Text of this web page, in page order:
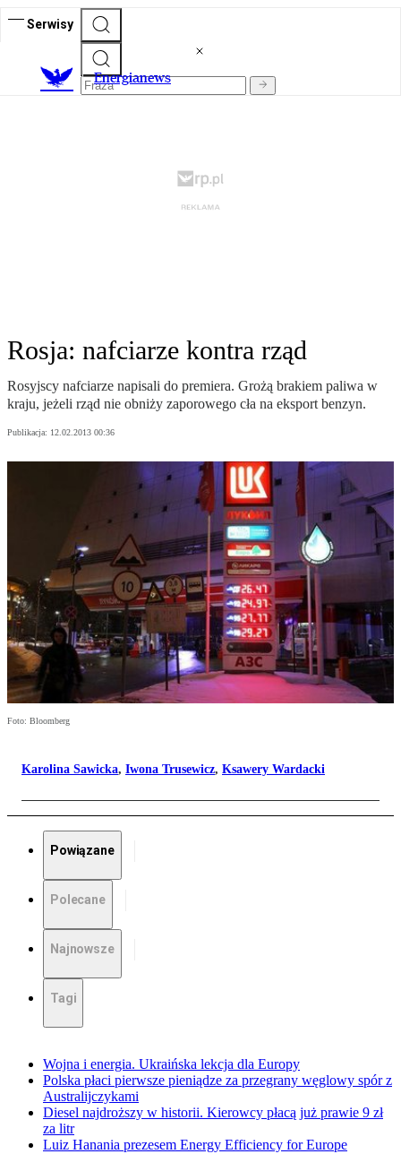
Serwisy
Energianews
Rosja: nafciarze kontra rząd
Rosyjscy nafciarze napisali do premiera. Grożą brakiem paliwa w
kraju, jeżeli rząd nie obniży zaporowego cła na eksport benzyn.
Publikacja: 12.02.2013 00:36
Foto: Bloomberg
Karolina Sawicka, Iwona Trusewicz, Ksawery Wardacki
Powiązane
Polecane
Najnowsze
Tagi
Wojna i energia. Ukraińska lekcja dla Europy
Polska płaci pierwsze pieniądze za przegrany węglowy spór z
Australijczykami
Diesel najdroższy w historii. Kierowcy płacą już prawie 9 zł
za litr
Luiz Hanania prezesem Energy Efficiency for Europe